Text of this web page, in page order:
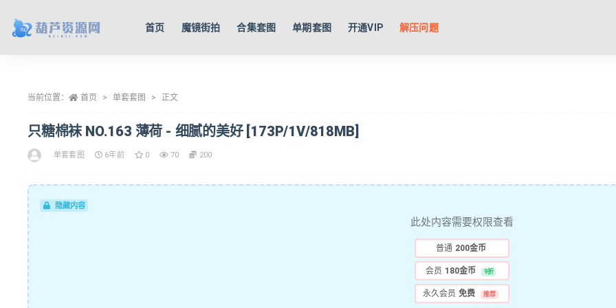
首页 魔镜街拍 合集套图 单期套图 开通VIP 解压问题
当前位置： 首页 单套套图 正文
只糖棉袜 NO.163 薄荷 - 细腻的美好 [173P/1V/818MB]
单套套图 6年前 0 70 200
隐藏内容
此处内容需要权限查看
普通 200金币
会员 180金币 9折
永久会员 免费 推荐
全部